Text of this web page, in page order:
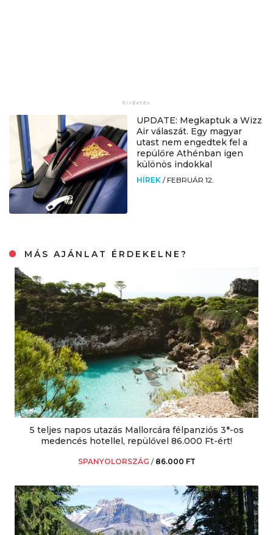
UPDATE: Megkaptuk a Wizz
Air válaszát. Egy magyar
utast nem engedtek fel a
repülőre Athénban igen
különös indokkal
HÍREK / FEBRUÁR 12.
MÁS AJÁNLAT ÉRDEKELNE?
5 teljes napos utazás Mallorcára félpanziós 3*-os
medencés hotellel, repülővel 86.000 Ft-ért!
SPANYOLORSZÁG / 86.000 FT